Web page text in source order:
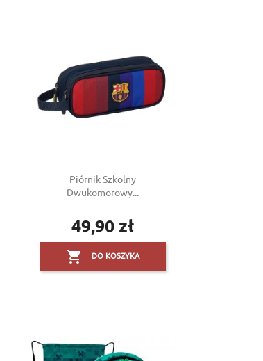
Piórnik Szkolny
Dwukomorowy...
Cena
49,90 zł
 DO KOSZYKA